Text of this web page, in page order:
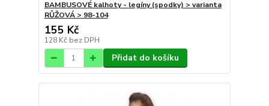
BAMBUSOVÉ kalhoty - legíny (spodky) > varianta
RŮŽOVÁ > 98-104
155 Kč
128 Kč bez DPH
Přidat do košíku